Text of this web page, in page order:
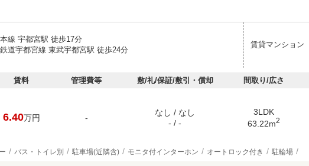
線 宇都宮駅 徒歩17分
道宇都宮線 東武宇都宮駅 徒歩24分
賃貸マンション
賃料 管理費等 敷/礼/保証/敷引・償却 間取り/広さ
6.40万円 -
なし / なし
- / -
3LDK
63.22m2
バス・トイレ別 駐車場(近隣含) モニタ付インターホン オートロック付き 駐輪場